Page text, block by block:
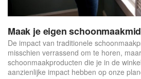
Maak je eigen
De impact van traditionele
misschien verrassend om te horen,
schoonmaakproducten die je in de
aanzienlijke impact hebben op onze